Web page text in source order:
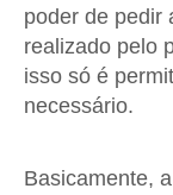
poder de pedir
realizado pelo
isso só é
necessário.
Basicamente,